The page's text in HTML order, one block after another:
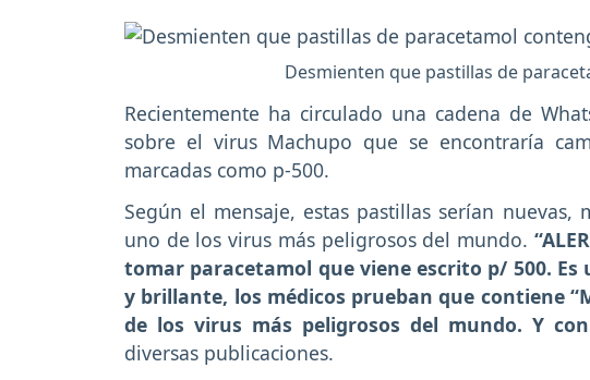
Desmienten que pastillas de
Recientemente ha circulado una cadena de
sobre el virus Machupo que se encontraría
marcadas como p-500.
Según el mensaje, estas pastillas serían
uno de los virus más peligrosos del mundo.
tomar paracetamol que viene escrito p/ 500.
y brillante, los médicos prueban que contiene
de los virus más peligrosos del mundo. Y
diversas publicaciones.